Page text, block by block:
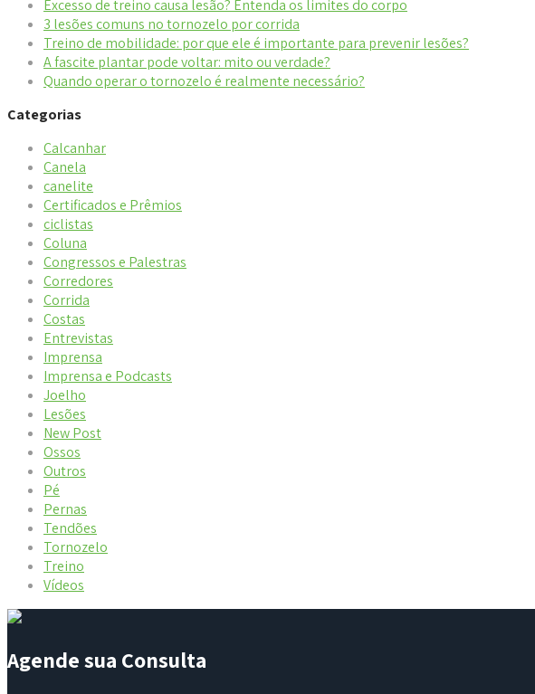
Excesso de treino causa lesão? Entenda os limites do corpo
3 lesões comuns no tornozelo por corrida
Treino de mobilidade: por que ele é importante para prevenir lesões?
A fascite plantar pode voltar: mito ou verdade?
Quando operar o tornozelo é realmente necessário?
Categorias
Calcanhar
Canela
canelite
Certificados e Prêmios
ciclistas
Coluna
Congressos e Palestras
Corredores
Corrida
Costas
Entrevistas
Imprensa
Imprensa e Podcasts
Joelho
Lesões
New Post
Ossos
Outros
Pé
Pernas
Tendões
Tornozelo
Treino
Vídeos
Agende sua Consulta